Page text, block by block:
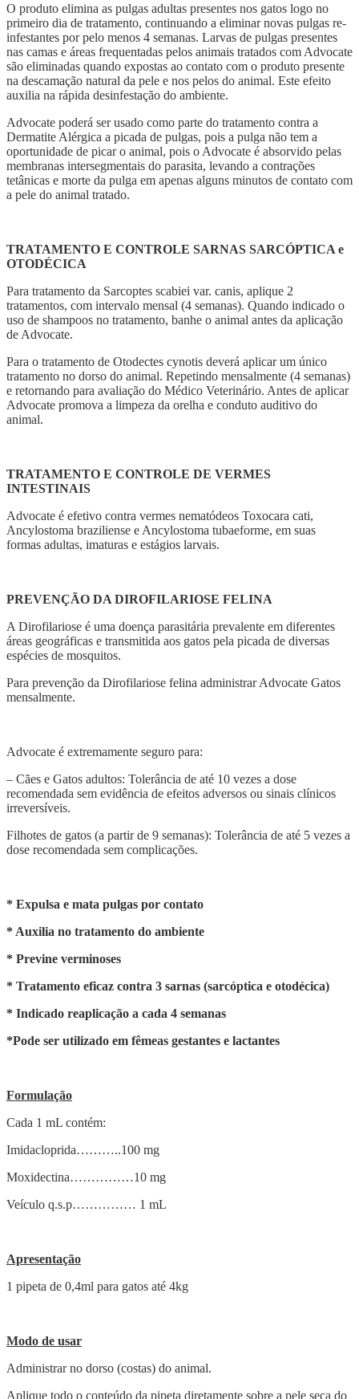
O produto elimina as pulgas adultas presentes nos gatos logo no
primeiro dia de tratamento, continuando a eliminar novas pulgas re-
infestantes por pelo menos 4 semanas. Larvas de pulgas presentes
nas camas e áreas frequentadas pelos animais tratados com Advocate
são eliminadas quando expostas ao contato com o produto presente
na descamação natural da pele e nos pelos do animal. Este efeito
auxilia na rápida desinfestação do ambiente.
Advocate poderá ser usado como parte do tratamento contra a
Dermatite Alérgica a picada de pulgas, pois a pulga não tem a
oportunidade de picar o animal, pois o Advocate é absorvido pelas
membranas intersegmentais do parasita, levando a contrações
tetânicas e morte da pulga em apenas alguns minutos de contato com
a pele do animal tratado.
TRATAMENTO E CONTROLE SARNAS SARCÓPTICA e
OTODÉCICA
Para tratamento da Sarcoptes scabiei var. canis, aplique 2
tratamentos, com intervalo mensal (4 semanas). Quando indicado o
uso de shampoos no tratamento, banhe o animal antes da aplicação
de Advocate.
Para o tratamento de Otodectes cynotis deverá aplicar um único
tratamento no dorso do animal. Repetindo mensalmente (4 semanas)
e retornando para avaliação do Médico Veterinário. Antes de aplicar
Advocate promova a limpeza da orelha e conduto auditivo do
animal.
TRATAMENTO E CONTROLE DE VERMES
INTESTINAIS
Advocate é efetivo contra vermes nematódeos Toxocara cati,
Ancylostoma braziliense e Ancylostoma tubaeforme, em suas
formas adultas, imaturas e estágios larvais.
PREVENÇÃO DA DIROFILARIOSE FELINA
A Dirofilariose é uma doença parasitária prevalente em diferentes
áreas geográficas e transmitida aos gatos pela picada de diversas
espécies de mosquitos.
Para prevenção da Dirofilariose felina administrar Advocate Gatos
mensalmente.
Advocate é extremamente seguro para:
– Cães e Gatos adultos: Tolerância de até 10 vezes a dose
recomendada sem evidência de efeitos adversos ou sinais clínicos
irreversíveis.
Filhotes de gatos (a partir de 9 semanas): Tolerância de até 5 vezes a
dose recomendada sem complicações.
* Expulsa e mata pulgas por contato
* Auxilia no tratamento do ambiente
* Previne verminoses
* Tratamento eficaz contra 3 sarnas (sarcóptica e otodécica)
* Indicado reaplicação a cada 4 semanas
*Pode ser utilizado em fêmeas gestantes e lactantes
Formulação
Cada 1 mL contém:
Imidacloprida………..100 mg
Moxidectina……………10 mg
Veículo q.s.p…………… 1 mL
Apresentação
1 pipeta de 0,4ml para gatos até 4kg
Modo de usar
Administrar no dorso (costas) do animal.
Aplique todo o conteúdo da pipeta diretamente sobre a pele seca do